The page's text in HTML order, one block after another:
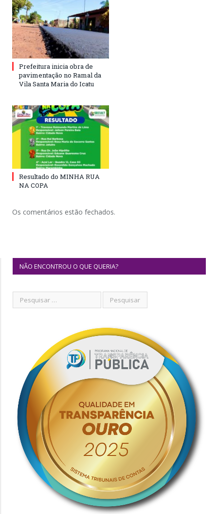
Prefeitura inicia obra de
pavimentação no Ramal da
Vila Santa Maria do Icatu
Resultado do MINHA RUA
NA COPA
Os comentários estão fechados.
NÃO ENCONTROU O QUE QUERIA?